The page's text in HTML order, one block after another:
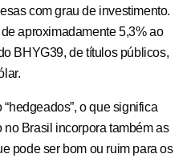
com grau de investimento.
aproximadamente 5,3% ao
BHYG39, de títulos públicos,
o que significa
Brasil incorpora também as
pode ser bom ou ruim para os